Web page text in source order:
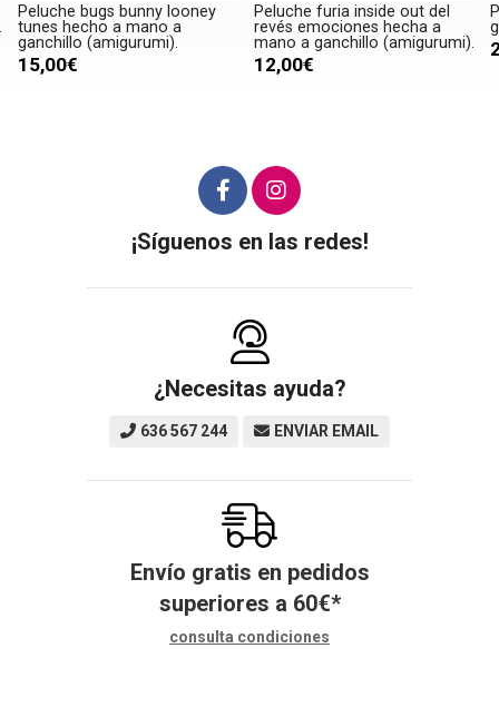
Peluche furia inside out del
revés emociones hecha a
mano a ganchillo (amigurumi).
12,00€
Peluche oso hecha a mano a
ganchillo (amigurumi).
20,00€
¡Síguenos en las redes!
¿Necesitas ayuda?
636 567 244 ENVIAR EMAIL
Envío gratis en pedidos
superiores a 60€*
consulta condiciones